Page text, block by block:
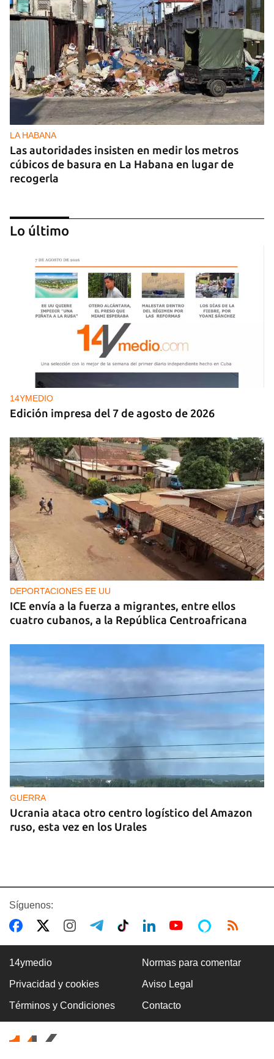
LA HABANA
Las autoridades insisten en medir los metros
cúbicos de basura en La Habana en lugar de
recogerla
Pese al subregistro de los datos oficiales, Cuba
tiene una alta incidencia de feminicidios
Lo último
14YMEDIO
Edición impresa del 7 de agosto de 2026
DEPORTACIONES EE UU
ICE envía a la fuerza a migrantes, entre ellos
cuatro cubanos, a la República Centroafricana
GUERRA
Ucrania ataca otro centro logístico del Amazon
ruso, esta vez en los Urales
VENEZUELA
El chavismo y la oposición dan los primeros pasos
en el diálogo con la transición en la agenda
Síguenos:
14ymedio Normas para comentar
Privacidad y cookies Aviso Legal
Términos y Condiciones Contacto